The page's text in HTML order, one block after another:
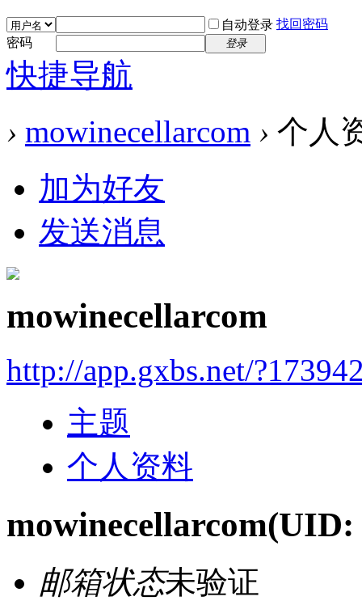
自动登录 找回密码
密码
登录
快捷导航
› mowinecellarcom › 个人
加为好友
发送消息
mowinecellarcom
http://app.gxbs.net/
主题
个人资料
mowinecellarcom(UID:
邮箱状态未验证